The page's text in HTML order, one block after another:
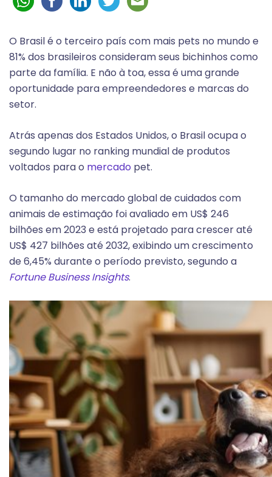
O Brasil é o terceiro país com mais pets no mundo e
81% dos brasileiros consideram seus bichinhos como
parte da família. E não à toa, essa é uma grande
oportunidade para empreendedores e marcas do
setor.
Atrás apenas dos Estados Unidos, o Brasil ocupa o
segundo lugar no ranking mundial de produtos
voltados para o mercado pet.
O tamanho do mercado global de cuidados com
animais de estimação foi avaliado em US$ 246
bilhões em 2023 e está projetado para crescer até
US$ 427 bilhões até 2032, exibindo um crescimento
de 6,45% durante o período previsto, segundo a
Fortune Business Insights.